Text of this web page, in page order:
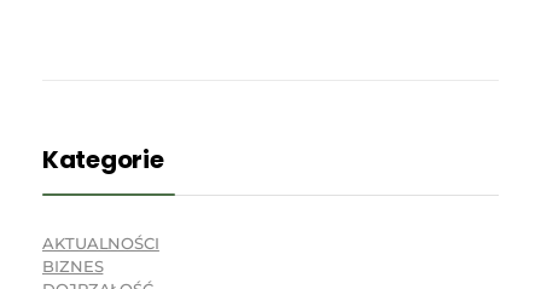
Kategorie
AKTUALNOŚCI
BIZNES